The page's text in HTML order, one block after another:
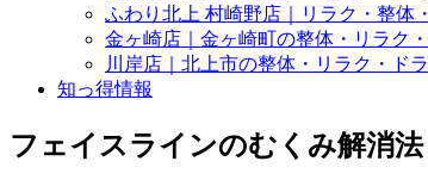
ふわり北上 村崎野店｜リラク・整体
金ヶ崎店｜金ヶ崎町の整体・リラク
川岸店｜北上市の整体・リラク・ド
知っ得情報
フェイスラインのむくみ解消